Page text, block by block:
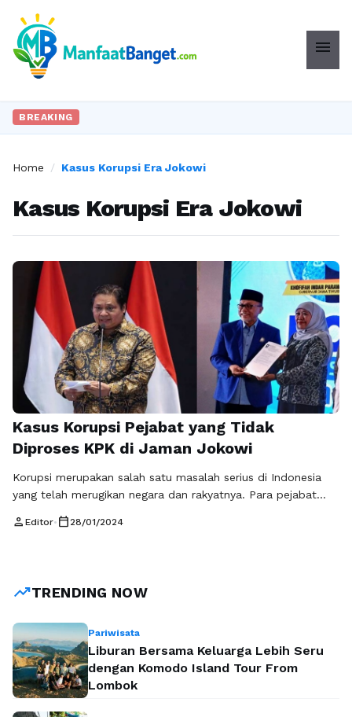
menu
BREAKING
Home / Kasus Korupsi Era Jokowi
Kasus Korupsi Era Jokowi
Kasus Korupsi Pejabat yang Tidak
Diproses KPK di Jaman Jokowi
Korupsi merupakan salah satu masalah serius di Indonesia
yang telah merugikan negara dan rakyatnya. Para pejabat
atas kesejahteraan masyarakat justru terlibat dalam tindakan
Parawansa. Jika Anies …
person Editor• calendar_today 28/01/2024
trending_upTRENDING NOW
Pariwisata
Liburan Bersama Keluarga Lebih Seru
dengan Komodo Island Tour From
Lombok